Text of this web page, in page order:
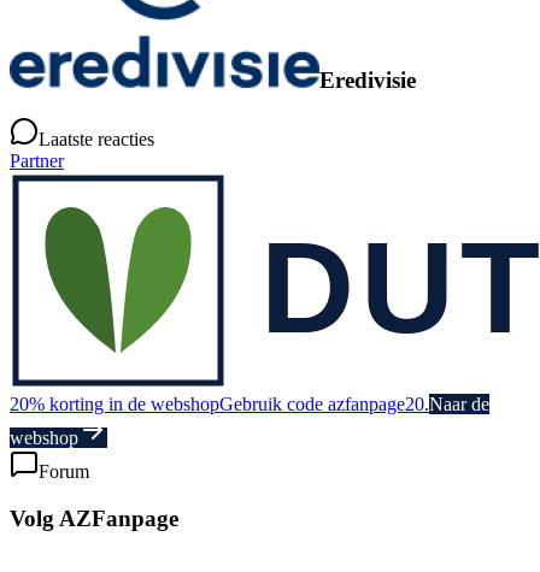
Eredivisie
Laatste reacties
Partner
20% korting in de webshopGebruik code azfanpage20.Naar de
webshop
Forum
Volg AZFanpage